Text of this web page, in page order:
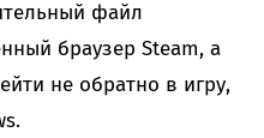
файл
браузер Steam, а
не обратно в игру,